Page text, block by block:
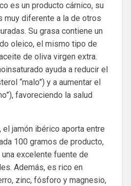
es un producto cárnico, su
muy diferente a la de otros
Su grasa contiene un
oleico, el mismo tipo de
de oliva virgen extra.
ayuda a reducir el
“malo”) y a aumentar el
favoreciendo la salud
el jamón ibérico aporta entre
100 gramos de producto,
excelente fuente de
Además, es rico en
zinc, fósforo y magnesio,